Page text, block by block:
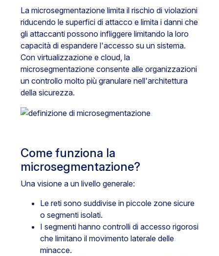
La microsegmentazione limita il rischio di violazioni
riducendo le superfici di attacco e limita i danni che
gli attaccanti possono infliggere limitando la loro
capacità di espandere l'accesso su un sistema.
Con virtualizzazione e cloud, la
microsegmentazione consente alle organizzazioni
un controllo molto più granulare nell'architettura
della sicurezza.
Come funziona la
microsegmentazione?
Una visione a un livello generale:
Le reti sono suddivise in piccole zone sicure
o segmenti isolati.
I segmenti hanno controlli di accesso rigorosi
che limitano il movimento laterale delle
minacce.